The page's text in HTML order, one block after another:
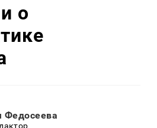
о
Федосеева